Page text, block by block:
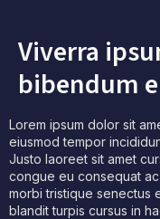
Viverra
bibendum
Lorem ipsum dolor sit
eiusmod tempor
Justo laoreet sit amet
congue eu consequat
morbi tristique senectus
blandit turpis cursus in